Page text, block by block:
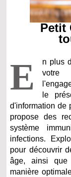
Petit
E
n plus
votre
le
d'information de
propose des
système
infections.
pour découvrir
âge, ainsi que
manière